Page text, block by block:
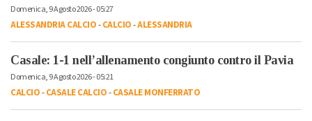
Domenica, 9 Agosto 2026 - 05:27
ALESSANDRIA CALCIO-CALCIO-ALESSANDRIA
Casale: 1-1 nell’allenamento congiunto contro il Pavia
Domenica, 9 Agosto 2026 - 05:21
CALCIO-CASALE CALCIO-CASALE MONFERRATO